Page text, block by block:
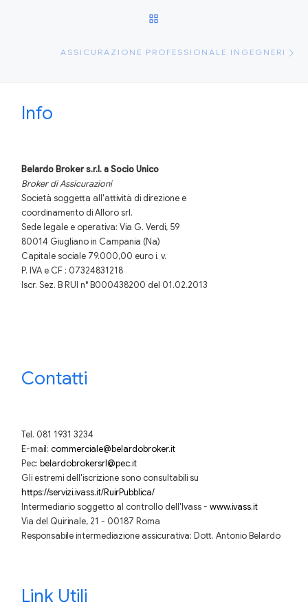
ASSICURAZIONE PROFESSIONALE INGEGNERI
Info
Belardo Broker s.r.l.a Socio Unico
Broker di Assicurazioni
Società soggetta all'attività di direzione e
coordinamento di Alloro srl.
Sede legale e operativa: Via G. Verdi, 59
80014 Giugliano in Campania (Na)
Capitale sociale 79.000,00 euro i. v.
P. IVA e CF : 07324831218
Iscr. Sez. B RUI n° B000438200 del 01.02.2013
Contatti
Tel. 081 1931 3234
E-mail: commerciale@belardobroker.it
Pec: belardobrokersrl@pec.it
Gli estremi dell'iscrizione sono consultabili su
https://servizi.ivass.it/RuirPubblica/
Intermediario soggetto al controllo dell'Ivass - www.ivass.it
Via del Quirinale, 21 - 00187 Roma
Responsabile intermediazione assicurativa: Dott. Antonio Belardo
Link Utili